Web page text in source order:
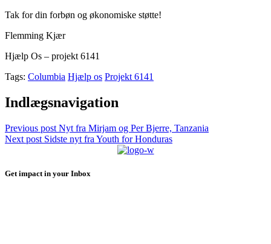
Tak for din forbøn og økonomiske støtte!
Flemming Kjær
Hjælp Os – projekt 6141
Tags: Columbia Hjælp os Projekt 6141
Indlægsnavigation
Previous post Nyt fra Mirjam og Per Bjerre, Tanzania
Next post Sidste nyt fra Youth for Honduras
Get impact in your Inbox